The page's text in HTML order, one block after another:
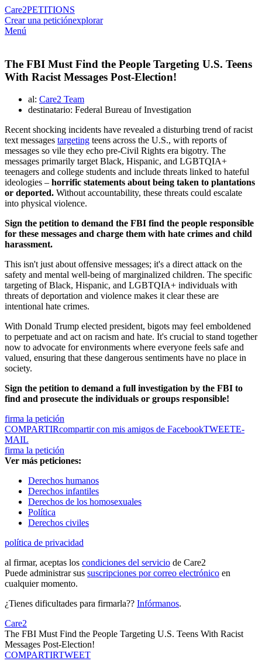
Care2PETITIONS
Crear una peticiónexplorar
Menú
The FBI Must Find the People Targeting U.S. Teens
With Racist Messages Post-Election!
al: Care2 Team
destinatario: Federal Bureau of Investigation
Recent shocking incidents have revealed a disturbing trend of racist
text messages targeting teens across the U.S., with reports of
messages so vile they echo pre-Civil Rights era bigotry. The
messages primarily target Black, Hispanic, and LGBTQIA+
teenagers and college students and include threats linked to hateful
ideologies – horrific statements about being taken to plantations
or deported. Without accountability, these threats could escalate
into physical violence.
Sign the petition to demand the FBI find the people responsible
for these messages and charge them with hate crimes and child
harassment.
This isn't just about offensive messages; it's a direct attack on the
safety and mental well-being of marginalized children. The specific
targeting of Black, Hispanic, and LGBTQIA+ individuals with
threats of deportation and violence makes it clear these are
intentional hate crimes.
With Donald Trump elected president, bigots may feel emboldened
to perpetuate and act on racism and hate. It's crucial to stand together
now to advocate for environments where everyone feels safe and
valued, ensuring that these dangerous sentiments have no place in
society.
Sign the petition to demand a full investigation by the FBI to
find and prosecute the individuals or groups responsible!
firma la petición
COMPARTIRcompartir con mis amigos de FacebookTWEETE-
MAIL
firma la petición
Ver más peticiones:
Derechos humanos
Derechos infantiles
Derechos de los homosexuales
Política
Derechos civiles
política de privacidad
al firmar, aceptas los condiciones del servicio de Care2
Puede administrar sus suscripciones por correo electrónico en
cualquier momento.
¿Tienes dificultades para firmarla?? Infórmanos.
Care2
The FBI Must Find the People Targeting U.S. Teens With Racist
Messages Post-Election!
COMPARTIRTWEET